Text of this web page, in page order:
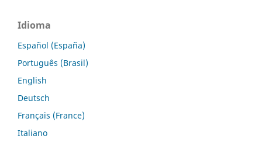
Idioma
Español (España)
Português (Brasil)
English
Deutsch
Français (France)
Italiano